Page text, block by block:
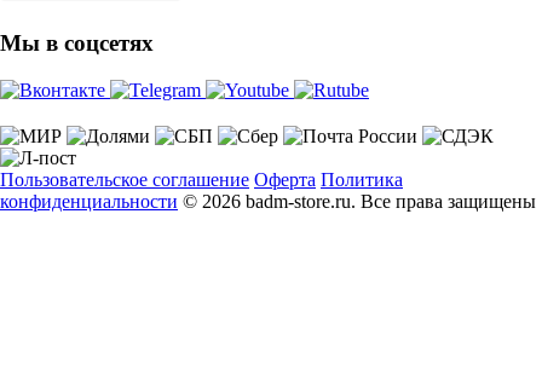
Мы в соцсетях
Пользовательское соглашение Оферта Политика
конфиденциальности © 2026 badm-store.ru. Все права защищены